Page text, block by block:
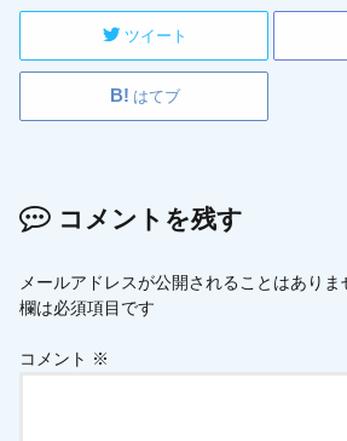
ツイート
はてブ
コメントを残す
メールアドレスが公開されることはありま
欄は必須項目です
コメント ※